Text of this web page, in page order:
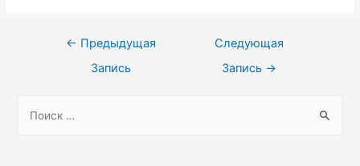
Навигация
← Предыдущая
Запись
Следующая
Запись →